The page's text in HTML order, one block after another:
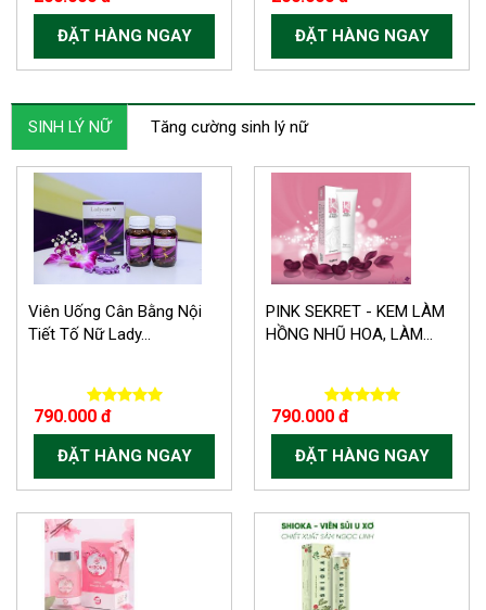
ĐẶT HÀNG NGAY ĐẶT HÀNG NGAY
SINH LÝ NỮ Tăng cường sinh lý nữ
Viên Uống Cân Bằng Nội
Tiết Tố Nữ Lady...
790.000 đ
ĐẶT HÀNG NGAY
PINK SEKRET - KEM LÀM
HỒNG NHŨ HOA, LÀM...
790.000 đ
ĐẶT HÀNG NGAY